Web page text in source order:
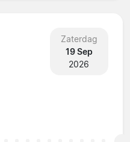
Zaterdag
19 Sep
2026